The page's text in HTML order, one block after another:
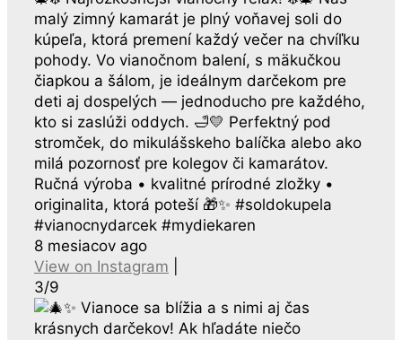
malý zimný kamarát je plný voňavej soli do
kúpeľa, ktorá premení každý večer na chvíľku
pohody. Vo vianočnom balení, s mäkučkou
čiapkou a šálom, je ideálnym darčekom pre
deti aj dospelých — jednoducho pre každého,
kto si zaslúži oddych. 🛁💛 Perfektný pod
stromček, do mikulášskeho balíčka alebo ako
milá pozornosť pre kolegov či kamarátov.
Ručná výroba • kvalitné prírodné zložky •
originalita, ktorá poteší 🎁✨ #soldokupela
#vianocnydarcek #mydiekaren
8 mesiacov ago
View on Instagram
3/9